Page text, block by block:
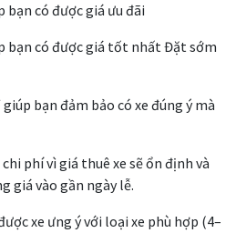
bạn có được giá ưu đãi
bạn có được giá tốt nhất Đặt sớm
bạn đảm bảo có xe đúng ý mà
phí vì giá thuê xe sẽ ổn định và
giá vào gần ngày lễ.
xe ưng ý với loại xe phù hợp (4–